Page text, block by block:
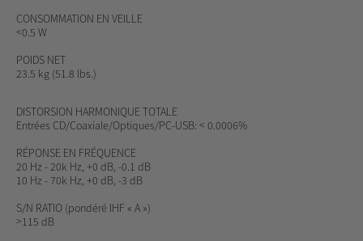
CONSOMMATION EN VEILLE
<0.5 W
POIDS NET
23.5 kg (51.8 lbs.)
DISTORSION HARMONIQUE TOTALE
Entrées CD/Coaxiale/Optiques/PC-USB: < 0.0006%
RÉPONSE EN FRÉQUENCE
20 Hz - 20k Hz, +0 dB, -0.1 dB
10 Hz - 70k Hz, +0 dB, -3 dB
S/N RATIO (pondéré IHF « A »)
>115 dB